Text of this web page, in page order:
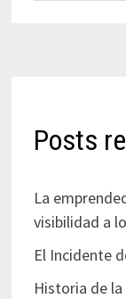
Posts
La
visibilidad a
El Incidente
Historia de